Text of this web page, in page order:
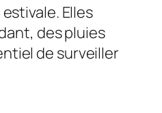
Elles
des pluies
de surveiller